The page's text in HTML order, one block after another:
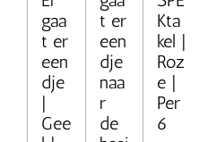
gaa
t er
een
dje
|
Gee
t er
een
dje
naa
r
de
Kta
kel |
Roz
e |
Per
6